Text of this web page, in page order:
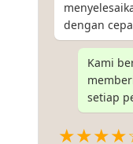
dengan
Kami
setiap